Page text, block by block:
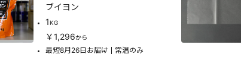
ブイヨン
1KG
￥1,296から
最短8月26日お届け 常温のみ